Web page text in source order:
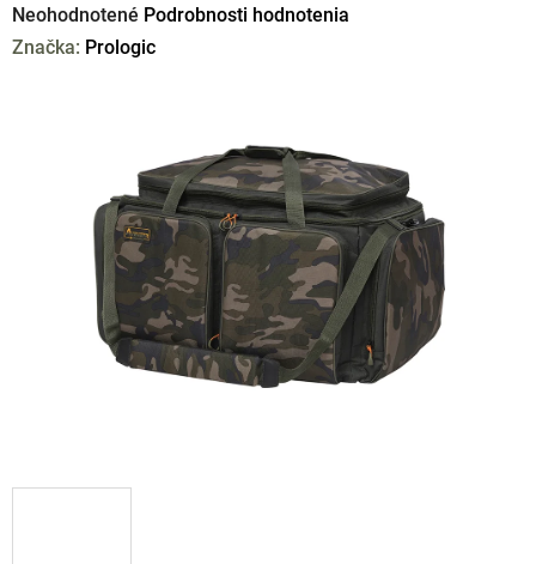
Priemerné
hodnotenie
hviezdičiek.
Neohodnotené Podrobnosti hodnotenia
Značka: Prologic